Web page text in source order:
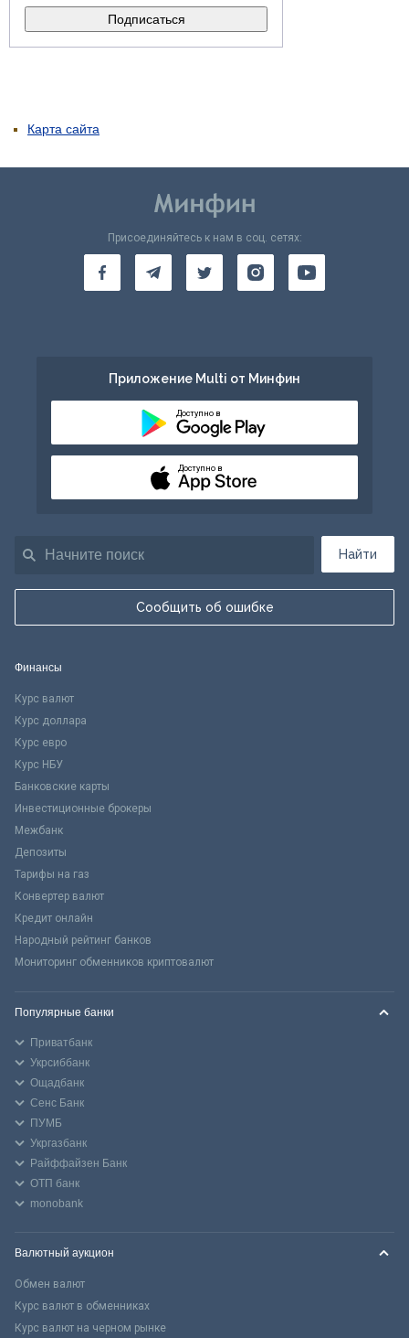
Карта сайта
Найти
Сообщить об ошибке
Присоединяйтесь к нам в соц. сетях:
Приложение Multi от Минфин
Доступно в
Доступно в
Финансы
Курс валют
Курс доллара
Курс евро
Курс НБУ
Банковские карты
Инвестиционные брокеры
Межбанк
Депозиты
Тарифы на газ
Конвертер валют
Кредит онлайн
Народный рейтинг банков
Мониторинг обменников криптовалют
Популярные банки
Приватбанк
Укрсиббанк
Ощадбанк
Сенс Банк
ПУМБ
Укргазбанк
Райффайзен Банк
ОТП банк
monobank
Валютный аукцион
Обмен валют
Курс валют в обменниках
Курс валют на черном рынке